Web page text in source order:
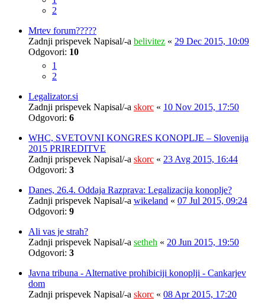
2
Mrtev forum?????
Zadnji prispevek Napisal/-a belivitez « 29 Dec 2015, 10:09
Odgovori: 10
1
2
Legalizator.si
Zadnji prispevek Napisal/-a skorc « 10 Nov 2015, 17:50
Odgovori: 6
WHC, SVETOVNI KONGRES KONOPLJE – Slovenija
2015 PRIREDITVE
Zadnji prispevek Napisal/-a skorc « 23 Avg 2015, 16:44
Odgovori: 3
Danes, 26.4. Oddaja Razprava: Legalizacija konoplje?
Zadnji prispevek Napisal/-a wikeland « 07 Jul 2015, 09:24
Odgovori: 9
Ali vas je strah?
Zadnji prispevek Napisal/-a setheh « 20 Jun 2015, 19:50
Odgovori: 3
Javna tribuna - Alternative prohibiciji konoplji - Cankarjev
dom
Zadnji prispevek Napisal/-a skorc « 08 Apr 2015, 17:20